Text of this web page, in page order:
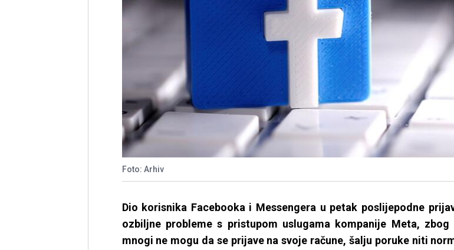
Foto: Arhiv
Dio korisnika Facebooka i Messengera u petak poslijepodne
ozbiljne probleme s pristupom uslugama kompanije Meta, zbog
mnogi ne mogu da se prijave na svoje račune, šalju poruke niti